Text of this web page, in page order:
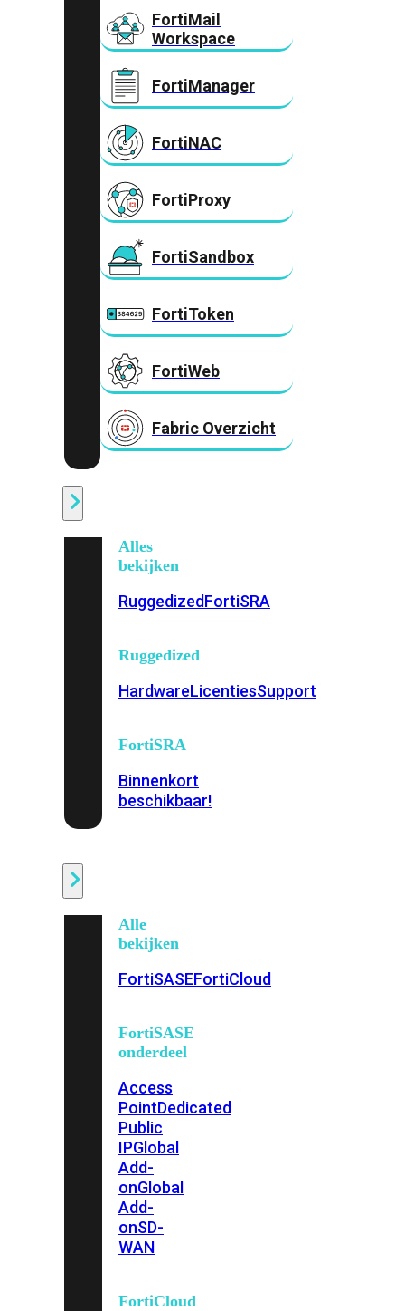
FortiMail
Workspace
FortiManager
FortiNAC
FortiProxy
FortiSandbox
FortiToken
FortiWeb
Fabric Overzicht
Alles
bekijken
RuggedizedFortiSRA
Ruggedized
HardwareLicentiesSupport
FortiSRA
Binnenkort
beschikbaar!
Alle
bekijken
FortiSASEFortiCloud
FortiSASE
onderdeel
Access
PointDedicated
Public
IPGlobal
Add-
onGlobal
Add-
onSD-
WAN
FortiCloud